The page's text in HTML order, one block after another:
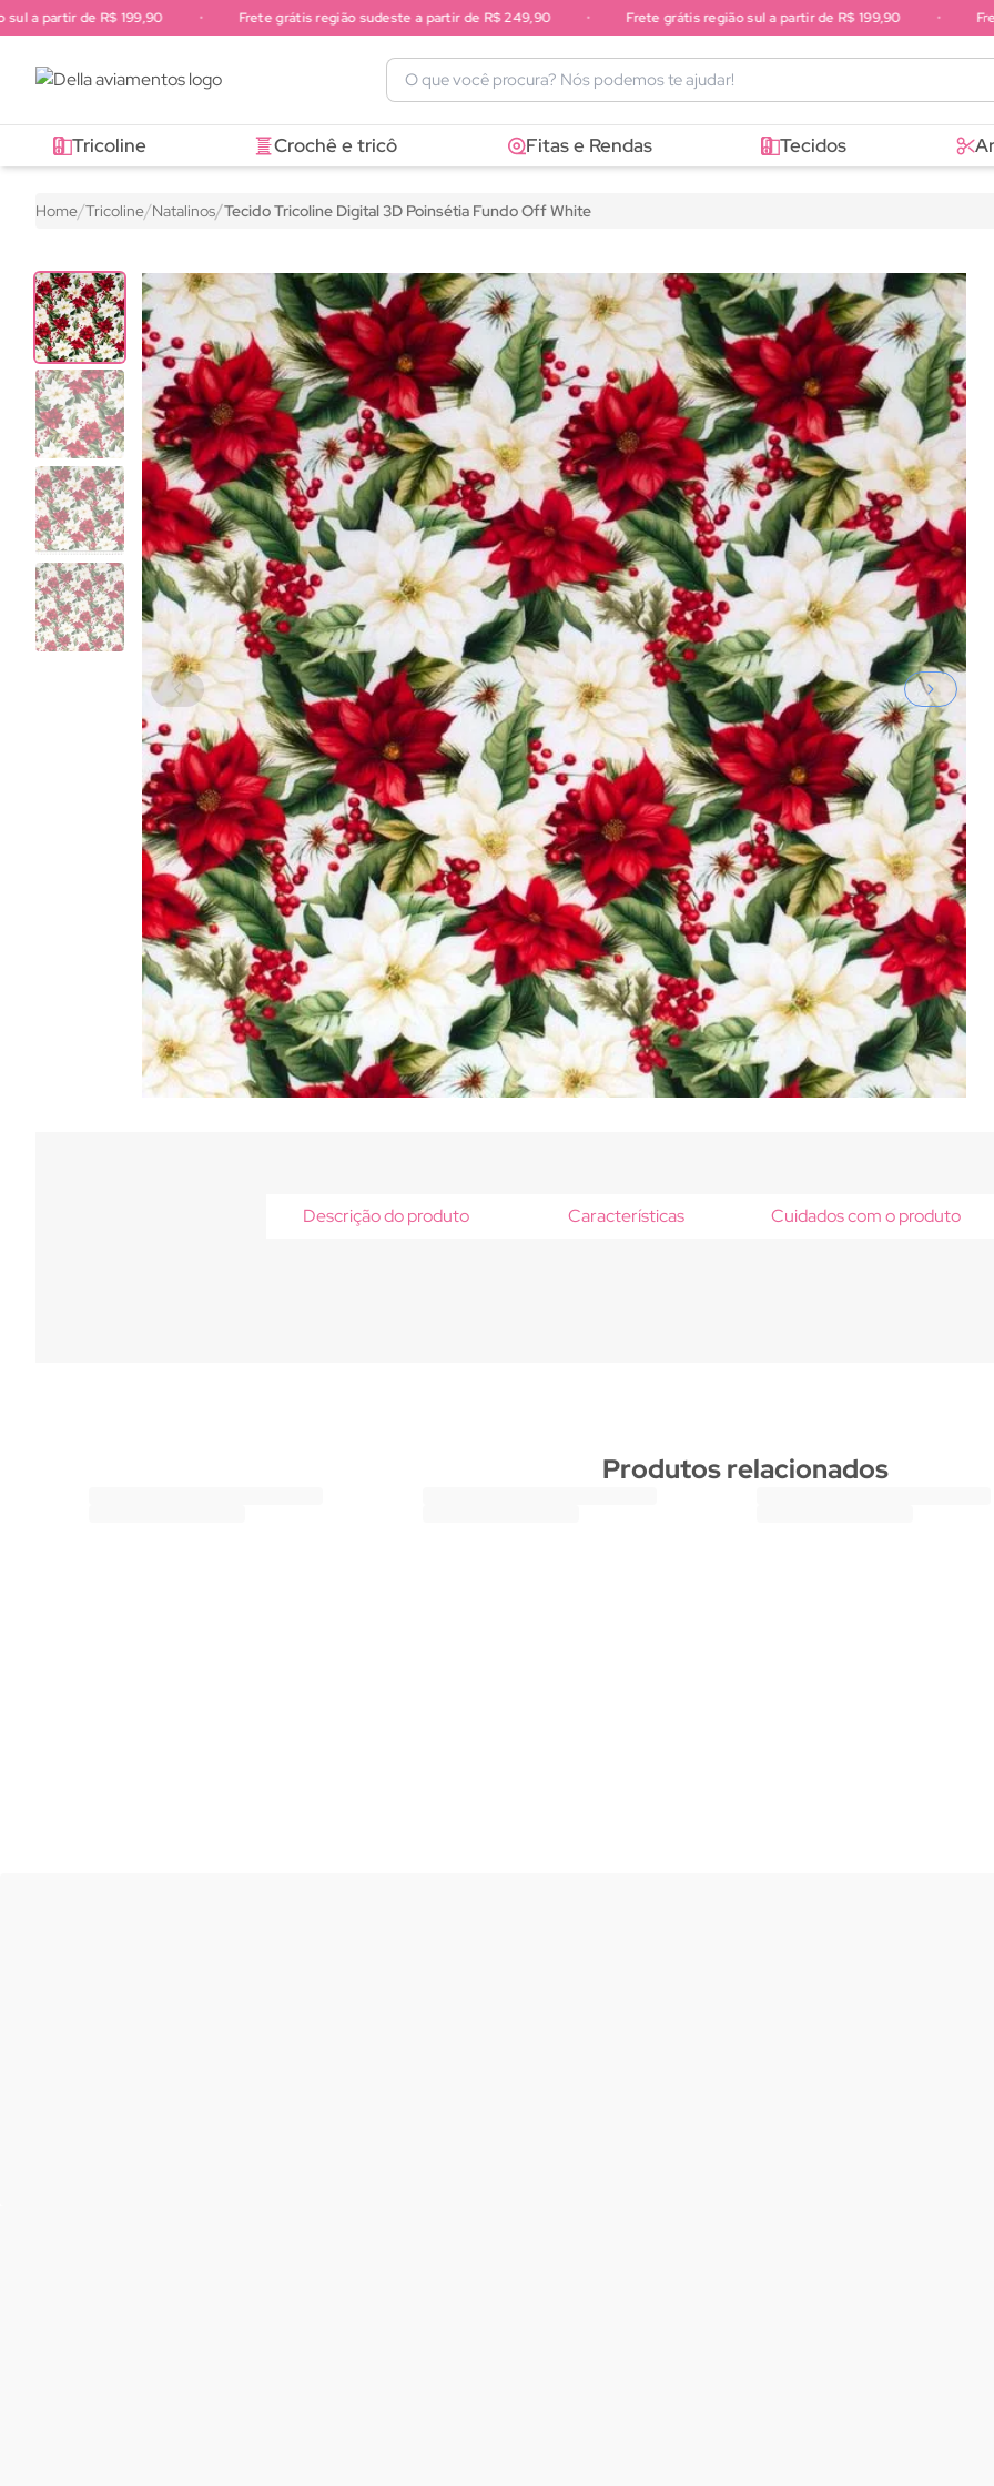
Frete grátis região sul a partir de R$ 199,90. Frete grátis região sudeste a partir de R$ 249,90
partir de R$ 199,90 Frete grátis região sudeste a partir de R$ 249,90 Frete grátis região sul a partir de R$ 199,90 Frete
Tricoline Crochê e tricô Fitas e Rendas Tecidos
Home Tricoline Natalinos Tecido Tricoline Digital 3D Poinsétia Fundo Off White
Descrição do produto Características Cuidados com o produto
Produtos relacionados